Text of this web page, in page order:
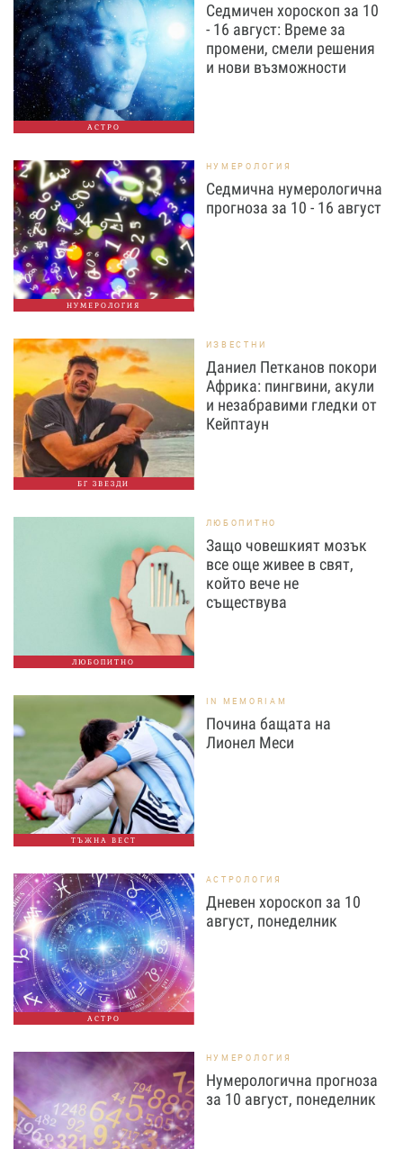
АСТРО
Седмичен хороскоп за 10
- 16 август: Време за
промени, смели решения
и нови възможности
НУМЕРОЛОГИЯ
НУМЕРОЛОГИЯ
Седмична нумерологична
прогноза за 10 - 16 август
БГ ЗВЕЗДИ
ИЗВЕСТНИ
Даниел Петканов покори
Африка: пингвини, акули
и незабравими гледки от
Кейптаун
ЛЮБОПИТНО
ЛЮБОПИТНО
Защо човешкият мозък
все още живее в свят,
който вече не
съществува
ТЪЖНА ВЕСТ
IN MEMORIAM
Почина бащата на
Лионел Меси
АСТРО
АСТРОЛОГИЯ
Дневен хороскоп за 10
август, понеделник
НУМЕРОЛОГИЯ
Нумерологична прогноза
за 10 август, понеделник